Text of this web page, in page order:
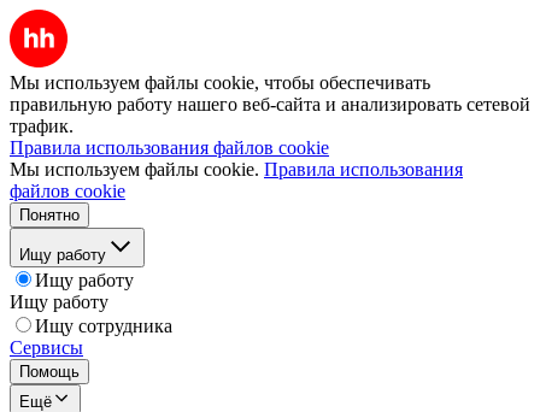
Мы используем файлы cookie, чтобы обеспечивать
правильную работу нашего веб-сайта и анализировать сетевой
трафик.
Правила использования файлов cookie
Мы используем файлы cookie. Правила использования
файлов cookie
Понятно
Ищу работу
Ищу работу
Ищу работу
Ищу сотрудника
Сервисы
Помощь
Ещё